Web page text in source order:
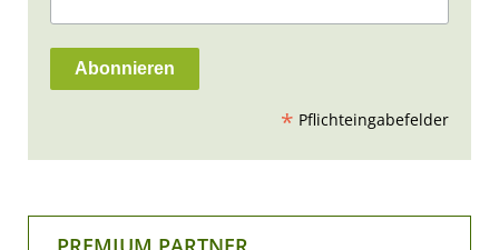
* Pflichteingabefelder